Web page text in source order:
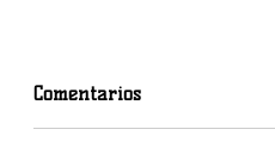
Comentarios